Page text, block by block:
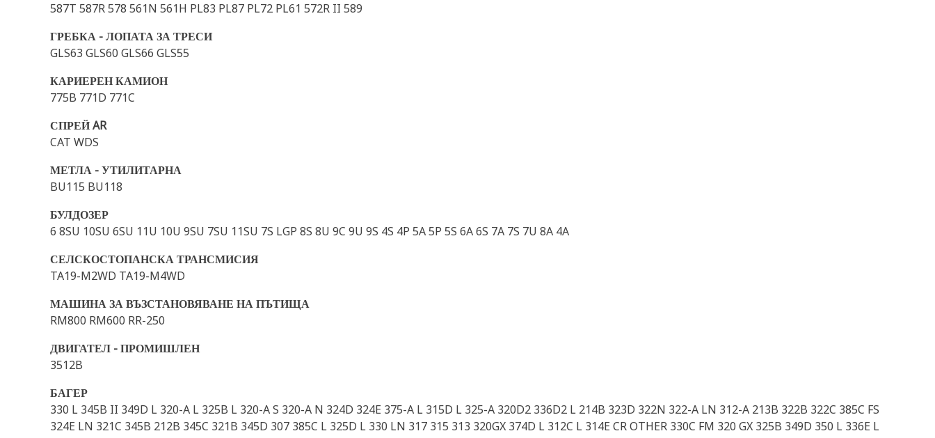
587T 587R 578 561N 561H PL83 PL87 PL72 PL61 572R II 589
ГРЕБКА - ЛОПАТА ЗА ТРЕСИ
GLS63 GLS60 GLS66 GLS55
КАРИЕРЕН КАМИОН
775B 771D 771C
СПРЕЙ AR
CAT WDS
МЕТЛА - УТИЛИТАРНА
BU115 BU118
БУЛДОЗЕР
6 8SU 10SU 6SU 11U 10U 9SU 7SU 11SU 7S LGP 8S 8U 9C 9U 9S 4S 4P 5A 5P 5S 6A 6S 7A 7S 7U 8A 4A
СЕЛСКОСТОПАНСКА ТРАНСМИСИЯ
TA19-M2WD TA19-M4WD
МАШИНА ЗА ВЪЗСТАНОВЯВАНЕ НА ПЪТИЩА
RM800 RM600 RR-250
ДВИГАТЕЛ - ПРОМИШЛЕН
3512B
БАГЕР
330 L 345B II 349D L 320-A L 325B L 320-A S 320-A N 324D 324E 375-A L 315D L 325-A 320D2 336D2 L 214B 323D 322N 322-A LN 312-A 213B 322B 322C 385C FS
324E LN 321C 345B 212B 345C 321B 345D 307 385C L 325D L 330 LN 317 315 313 320GX 374D L 312C L 314E CR OTHER 330C FM 320 GX 325B 349D 350 L 336E L